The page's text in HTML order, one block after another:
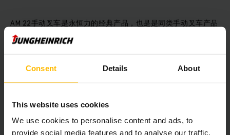
Consent Details About
This website uses cookies
We use cookies to personalise content and ads, to
provide social media features and to analyse our traffic.
AM 22手动叉车是永恒力的经典产品，也是是同类手动叉车产品
中更为畅销的。永恒力AM 22手动叉车的操作元件符合人体工程
学，只需一只手即可在两侧操作，使用起来轻便舒适；改进后的
接以及带有特殊下降阀的免维护泵液压系统，确保操作可用性、
3.永恒力手动叉车采用精密的称重技术